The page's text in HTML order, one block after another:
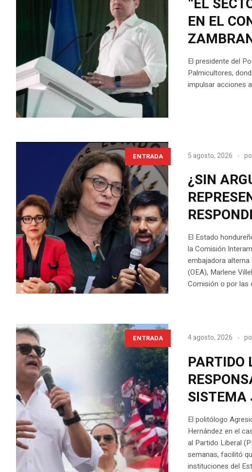
EN EL
El presidente del
Palmicultores,
impulsar acciones
ENTRADA 5 agosto, 2026
¿SIN
El Estado
la Comisión
embajadora
(OEA), Marlene
Comisión o por las
ENTRADA 4 agosto, 2026
PARTIDO
SISTEMA
El politólogo
Hernández en el
al Partido Liberal
semanas, facilitó
instituciones del